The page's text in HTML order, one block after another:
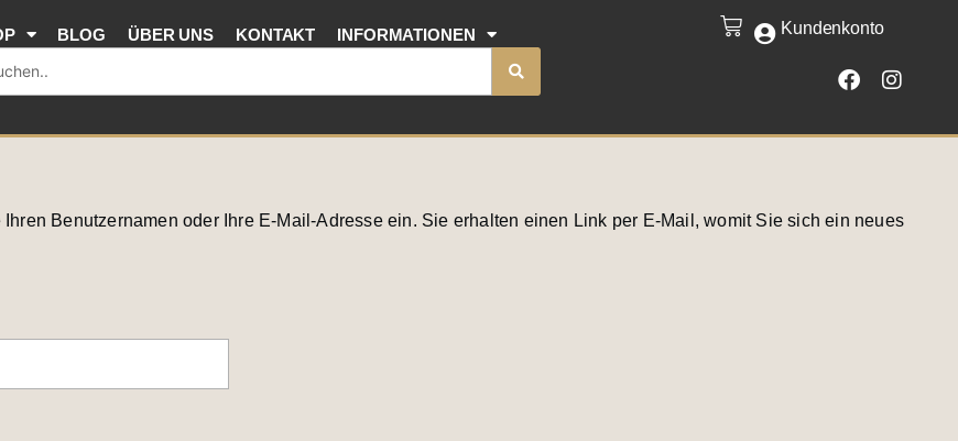
BLOG ÜBER UNS KONTAKT
INFORMATIONEN
CART Kundenkonto
F
a
e
k
I
n
t
a
Benutzernamen oder Ihre E-Mail-Adresse ein. Sie erhalten einen Link per E-Mail, womit Sie sich ein neues